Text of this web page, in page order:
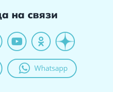
на связи
Whatsapp